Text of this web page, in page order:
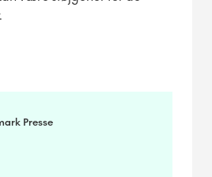
Presse